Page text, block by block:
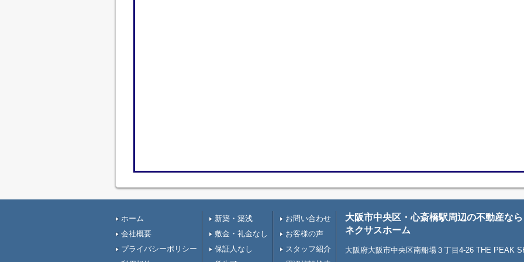
ホーム
会社概要
プライバシーポリシー
新築・築浅
敷金・礼金なし
保証人なし
お問い合わせ
お客様の声
スタッフ紹介
大阪市中央区・心斎橋駅周辺の不動産なら
ネクサスホーム
大阪府大阪市中央区南船場３丁目4-26 THE PEAK